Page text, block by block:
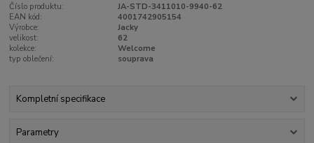
Číslo produktu:
JA-STD-3411010-9940-62
EAN kód:
4001742905154
Výrobce:
Jacky
velikost:
62
kolekce:
Welcome
typ oblečení:
souprava
Kompletní specifikace
Parametry